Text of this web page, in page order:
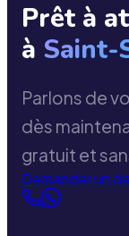
Prêt à
à Saint-
Parlons de
dès
gratuit et
Demander un